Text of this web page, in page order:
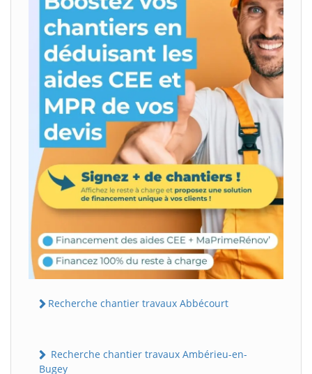
Recherche chantier travaux Abbécourt
Recherche chantier travaux Ambérieu-en-
Bugey